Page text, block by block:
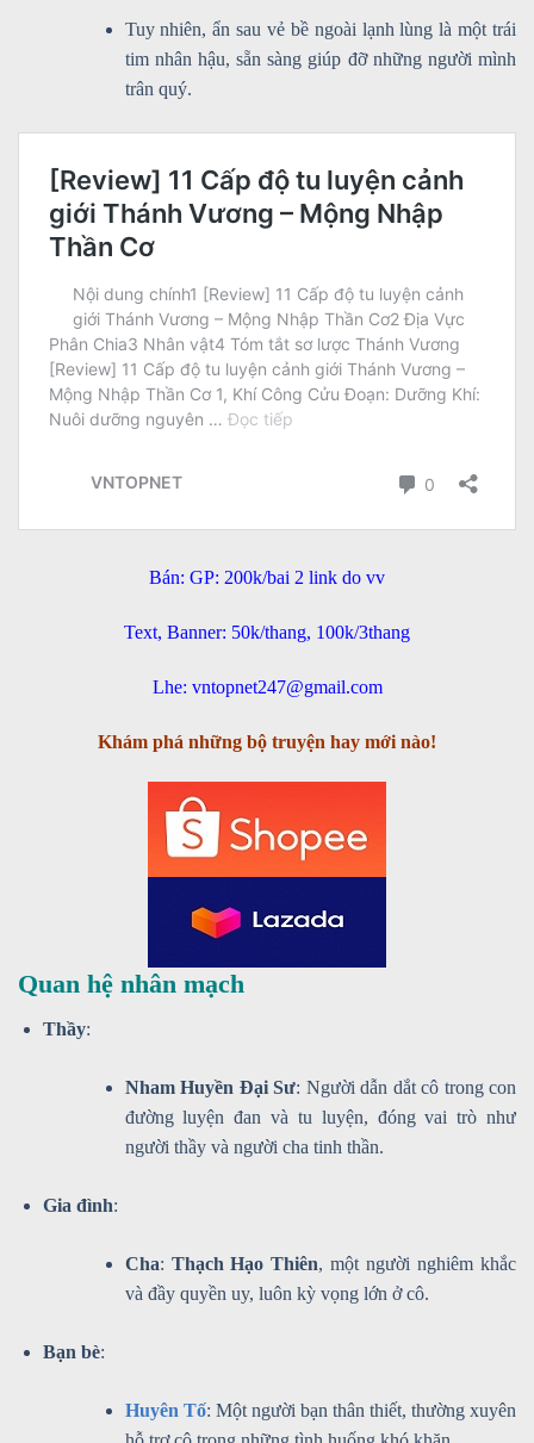
Tuy nhiên, ẩn sau vẻ bề ngoài lạnh lùng là một trái
tim nhân hậu, sẵn sàng giúp đỡ những người mình
trân quý.
Bán: GP: 200k/bai 2 link do vv
Text, Banner: 50k/thang, 100k/3thang
Lhe: vntopnet247@gmail.com
Khám phá những bộ truyện hay mới nào!
Quan hệ nhân mạch
Thầy:
Nham Huyền Đại Sư: Người dẫn dắt cô trong con
đường luyện đan và tu luyện, đóng vai trò như
người thầy và người cha tinh thần.
Gia đình:
Cha: Thạch Hạo Thiên, một người nghiêm khắc
và đầy quyền uy, luôn kỳ vọng lớn ở cô.
Bạn bè:
Huyên Tố: Một người bạn thân thiết, thường xuyên